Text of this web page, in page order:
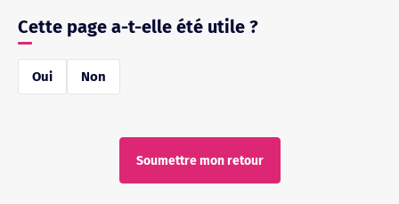
Cette page a-t-elle été utile ?
réponse
Oui Non
Soumettre mon retour